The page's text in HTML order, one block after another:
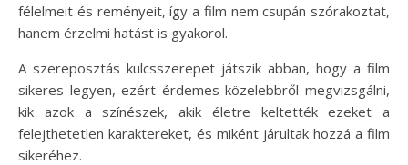
félelmeit és reményeit, így a film nem csupán szórakoztat,
hanem érzelmi hatást is gyakorol.
A szereposztás kulcsszerepet játszik abban, hogy a film
sikeres legyen, ezért érdemes közelebbről megvizsgálni,
kik azok a színészek, akik életre keltették ezeket a
felejthetetlen karaktereket, és miként járultak hozzá a film
sikeréhez.